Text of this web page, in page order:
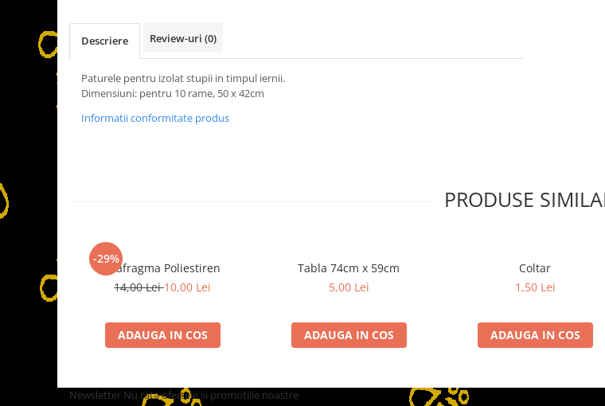
Cresterea Reginelor
Accesorii
Accesorii laptisor matca
Ambalaje laptisor de matca
Atractive si Feromoni
Transvazare Larve
Echipamente de Protectie
Imbracaminte
Descriere Review-uri (0)
Paturele pentru izolat stupii in timpul iernii.
Dimensiuni: pentru 10 rame, 50 x 42cm
Informatii conformitate produs
PRODUSE
-29%
Diafragma Poliestiren
14,00 Lei10,00 Lei
ADAUGA IN COS
Tabla 74cm x 59cm
5,00 Lei
ADAUGA IN COS
Coltar
1,50 Lei
ADAUGA IN COS
Newsletter Nu rata ofertele si promotiile noastre